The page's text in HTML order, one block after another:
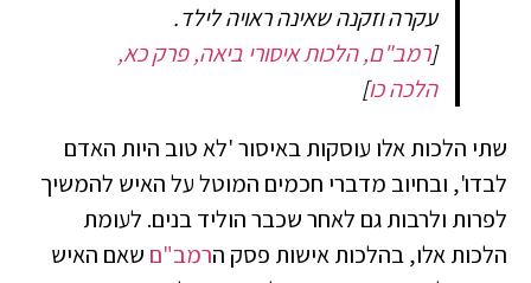
עקרה וזקנה שאינה ראויה לילד.
[רמב"ם, הלכות איסורי ביאה, פרק כא,
הלכה כו]
שתי הלכות אלו עוסקות באיסור 'לא טוב היות האדם
לבדו', ובחיוב מדברי חכמים המוטל על האיש להמשיך
לפרות ולרבות גם לאחר שכבר הוליד בנים. לעומת
הלכות אלו, בהלכות אישות פסק הרמב"ם שאם האיש